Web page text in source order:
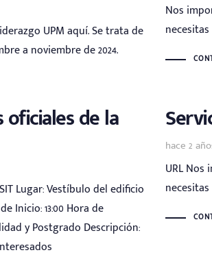
UPM aquí. Se trata de
a noviembre de 2024.
Nos
de la
Lugar: Vestíbulo del edificio
Inicio: 13:00 Hora de
y Postgrado Descripción:
hace 2
Tags
URL